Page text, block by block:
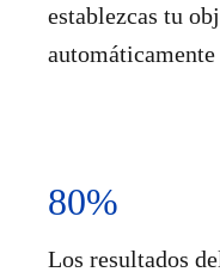
establezcas tu
80%
Los resultados